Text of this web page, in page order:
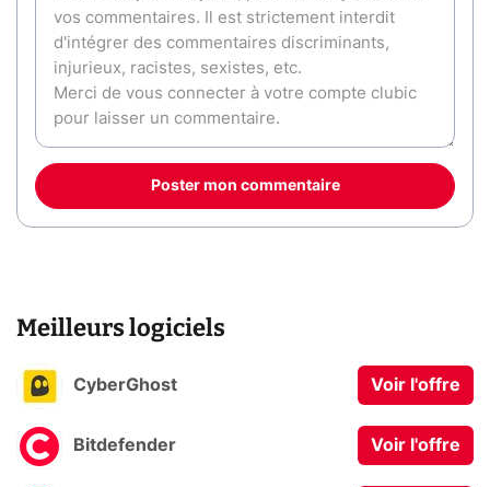
Poster mon commentaire
Meilleurs logiciels
CyberGhost Voir l'offre
Bitdefender Voir l'offre